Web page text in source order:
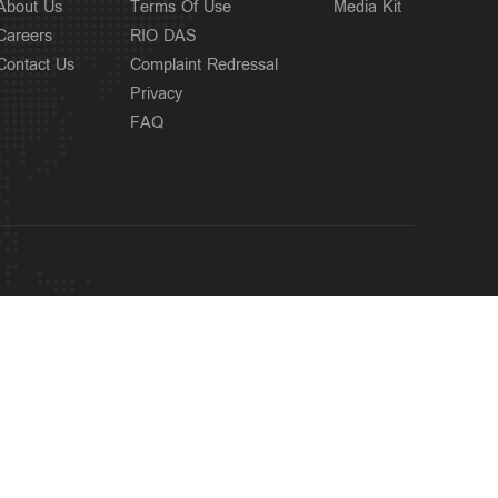
Us
Us
Terms Of Use
RIO DAS
Complaint Redressal
Privacy
FAQ
Media Kit